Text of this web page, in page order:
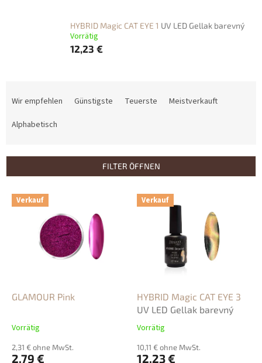
HYBRID Magic CAT EYE 1 UV LED Gellak barevný
Vorrätig
12,23 €
s
Wir empfehlen Günstigste Teuerste
Meistverkauft
Alphabetisch
FILTER ÖFFNEN
Verkauf
GLAMOUR Pink
Vorrätig
2,31 € ohne MwSt.
2,79 €
Verkauf
HYBRID Magic CAT EYE 3
UV LED Gellak barevný
Vorrätig
10,11 € ohne MwSt.
12,23 €